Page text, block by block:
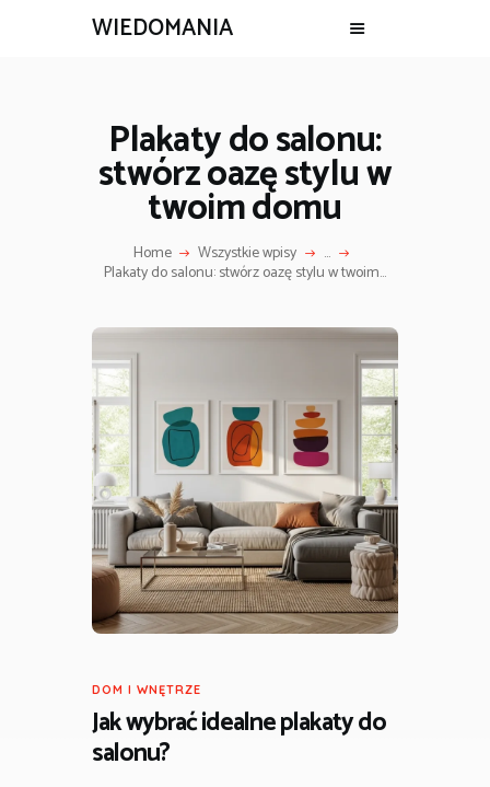
WIEDOMANIA
Plakaty do salonu:
stwórz oazę stylu w
twoim domu
Home Wszystkie wpisy ...
Plakaty do salonu: stwórz oazę stylu w twoim...
DOM I WNĘTRZE
Jak wybrać idealneplakaty do
salonu?